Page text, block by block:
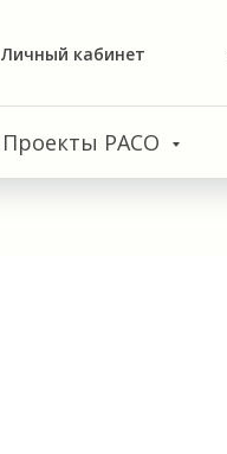
Личный кабинет
Проекты РАСО